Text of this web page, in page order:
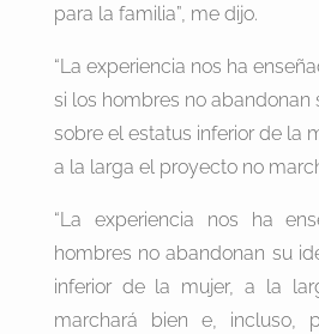
para la familia”, me dijo.
“La experiencia nos ha
si los hombres no abandonan
sobre el estatus inferior de la
a la larga el proyecto no
“La experiencia nos ha
hombres no abandonan su
inferior de la mujer, a la
marchará bien e, incluso,